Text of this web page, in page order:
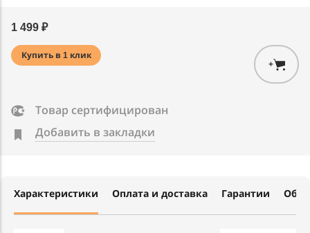
1 499 ₽
+
Купить в 1 клик
Товар сертифицирован
Добавить в закладки
Характеристики Оплата и доставка Гарантии